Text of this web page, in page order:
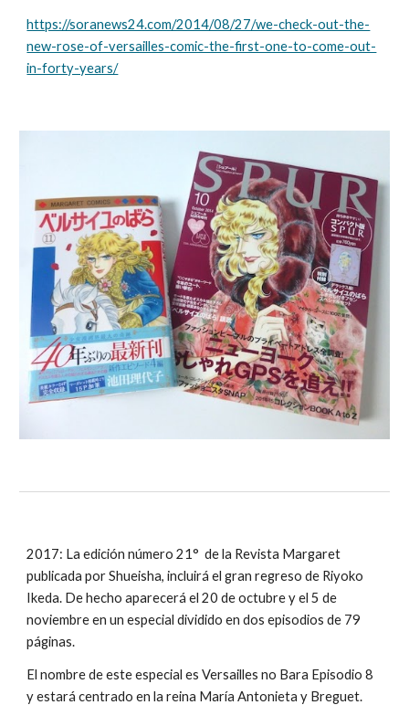
https://soranews24.com/2014/08/27/we-check-out-the-
new-rose-of-versailles-comic-the-first-one-to-come-out-
in-forty-years/
2017: La ediciónnúmero21° de la Revista Margaret
publicada porShueisha, incluirá el gran regreso de Riyoko
Ikeda. De hecho aparecerá el 20 de octubre y el 5 de
noviembre en un especial dividido en dos episodios de 79
páginas.
El nombre de este especial esVersailles no Bara Episodio 8
y estará centrado en la reina María Antonieta y Breguet.